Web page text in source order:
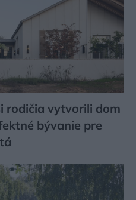
rodičia vytvorili dom
bývanie pre